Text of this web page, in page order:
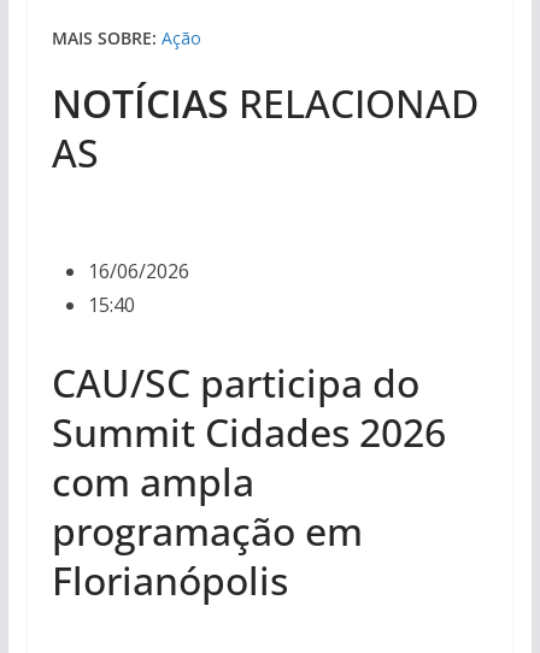
MAIS SOBRE: Ação
NOTÍCIAS RELACIONAD
AS
16/06/2026
15:40
CAU/SC participa do
Summit Cidades 2026
com ampla
programação em
Florianópolis